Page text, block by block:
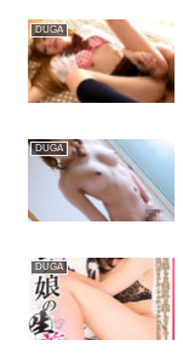
DUGA
DUGA
DUGA